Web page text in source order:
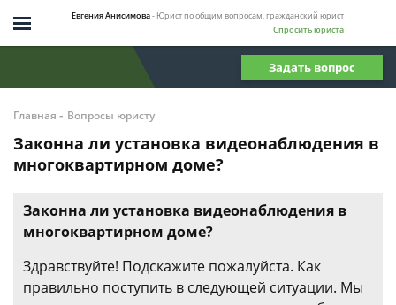
Евгения Анисимова- Юрист по общим вопросам, гражданский юрист
Спросить юриста
Задать вопрос
Главная - Вопросы юристу
Законна ли установка видеонаблюдения в
многоквартирном доме?
Законна ли установка видеонаблюдения в
многоквартирном доме?
Здравствуйте! Подскажите пожалуйста. Как
правильно поступить в следующей ситуации. Мы